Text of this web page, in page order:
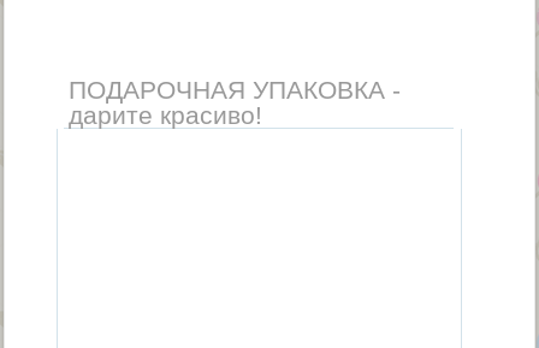
ПОДАРОЧНАЯ УПАКОВКА -
дарите красиво!